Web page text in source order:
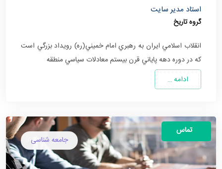
استاد مدیر سایت
گروه تاریخ
انقلاب اسلامي ايران به رهبري امام خميني(ره) رويداد بزرگي است
كه در دوره دهه پاياني قرن بيستم معادلات سياسي منطقه
ادامه …
جامعه شناسی
تماس